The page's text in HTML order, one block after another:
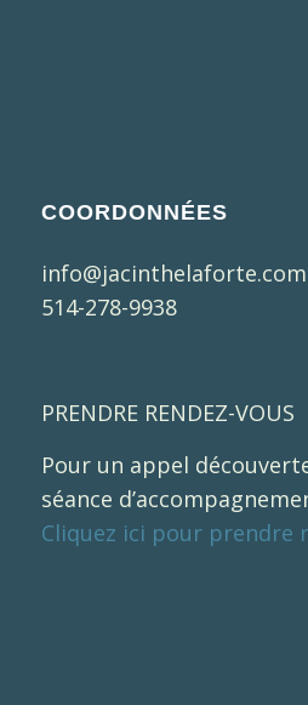
COORDONNÉES
info@jacinthelaforte.com
514-278-9938
PRENDRE RENDEZ-VOUS
Pour un appel
séance
Cliquez ici pour prendre